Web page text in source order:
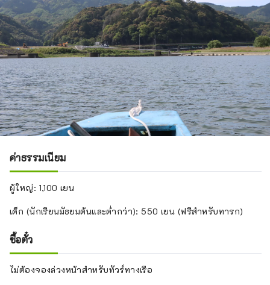
ค่าธรรมเนียม
ผู้ใหญ่: 1,100 เยน
เด็ก (นักเรียนมัธยมต้นและต่ำกว่า): 550 เยน (ฟรีสำหรับทารก)
ซื้อตั๋ว
ไม่ต้องจองล่วงหน้าสำหรับทัวร์ทางเรือ